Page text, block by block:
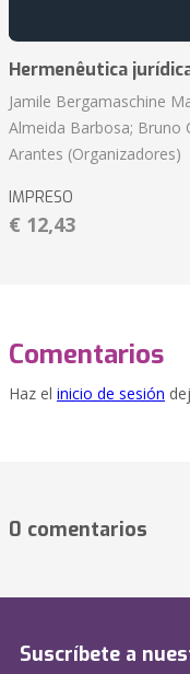
Hermenêutica
Jamile Bergamaschine
Almeida Barbosa; Bruno
Arantes (Organizadores)
IMPRESO
€ 12,43
Comentarios
Haz el inicio de sesión
0 comentarios
Suscríbete a